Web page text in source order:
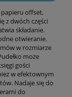
offset,
z dwóch części
składanie.
otwieranie.
w rozmiarze
może
gości
w efektownym
Nadaje się do
do